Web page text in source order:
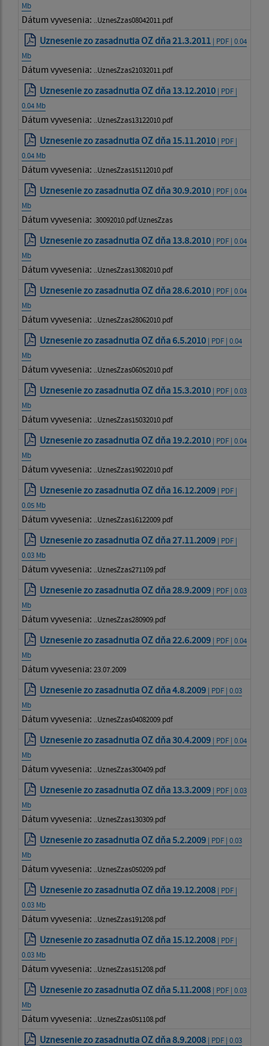
Mb
Dátum vyvesenia: ..UznesZzas08042011.pdf
Uznesenie zo zasadnutia OZ dňa 21.3.2011 | PDF | 0.04
Mb
Dátum vyvesenia: ..UznesZzas21032011.pdf
Uznesenie zo zasadnutia OZ dňa 13.12.2010 | PDF |
0.04 Mb
Dátum vyvesenia: ..UznesZzas13122010.pdf
Uznesenie zo zasadnutia OZ dňa 15.11.2010 | PDF |
0.04 Mb
Dátum vyvesenia: ..UznesZzas15112010.pdf
Uznesenie zo zasadnutia OZ dňa 30.9.2010 | PDF | 0.04
Mb
Dátum vyvesenia: .30092010.pdf.UznesZzas
Uznesenie zo zasadnutia OZ dňa 13.8.2010 | PDF | 0.04
Mb
Dátum vyvesenia: ..UznesZzas13082010.pdf
Uznesenie zo zasadnutia OZ dňa 28.6.2010 | PDF | 0.04
Mb
Dátum vyvesenia: ..UznesZzas28062010.pdf
Uznesenie zo zasadnutia OZ dňa 6.5.2010 | PDF | 0.04
Mb
Dátum vyvesenia: ..UznesZzas06052010.pdf
Uznesenie zo zasadnutia OZ dňa 15.3.2010 | PDF | 0.03
Mb
Dátum vyvesenia: ..UznesZzas15032010.pdf
Uznesenie zo zasadnutia OZ dňa 19.2.2010 | PDF | 0.04
Mb
Dátum vyvesenia: ..UznesZzas19022010.pdf
Uznesenie zo zasadnutia OZ dňa 16.12.2009 | PDF |
0.05 Mb
Dátum vyvesenia: ..UznesZzas16122009.pdf
Uznesenie zo zasadnutia OZ dňa 27.11.2009 | PDF |
0.03 Mb
Dátum vyvesenia: ..UznesZzas271109.pdf
Uznesenie zo zasadnutia OZ dňa 28.9.2009 | PDF | 0.03
Mb
Dátum vyvesenia: ..UznesZzas280909.pdf
Uznesenie zo zasadnutia OZ dňa 22.6.2009 | PDF | 0.04
Mb
Dátum vyvesenia: 23.07.2009
Uznesenie zo zasadnutia OZ dňa 4.8.2009 | PDF | 0.03
Mb
Dátum vyvesenia: ..UznesZzas04082009.pdf
Uznesenie zo zasadnutia OZ dňa 30.4.2009 | PDF | 0.04
Mb
Dátum vyvesenia: ..UznesZzas300409.pdf
Uznesenie zo zasadnutia OZ dňa 13.3.2009 | PDF | 0.03
Mb
Dátum vyvesenia: ..UznesZzas130309.pdf
Uznesenie zo zasadnutia OZ dňa 5.2.2009 | PDF | 0.03
Mb
Dátum vyvesenia: ..UznesZzas050209.pdf
Uznesenie zo zasadnutia OZ dňa 19.12.2008 | PDF |
0.03 Mb
Dátum vyvesenia: ..UznesZzas191208.pdf
Uznesenie zo zasadnutia OZ dňa 15.12.2008 | PDF |
0.03 Mb
Dátum vyvesenia: ..UznesZzas151208.pdf
Uznesenie zo zasadnutia OZ dňa 5.11.2008 | PDF | 0.03
Mb
Dátum vyvesenia: ..UznesZzas051108.pdf
Uznesenie zo zasadnutia OZ dňa 8.9.2008 | PDF | 0.03